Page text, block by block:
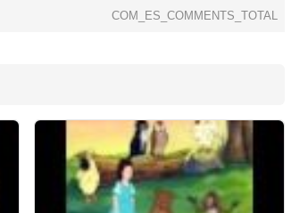
COM_ES_COMMENTS_TOTAL